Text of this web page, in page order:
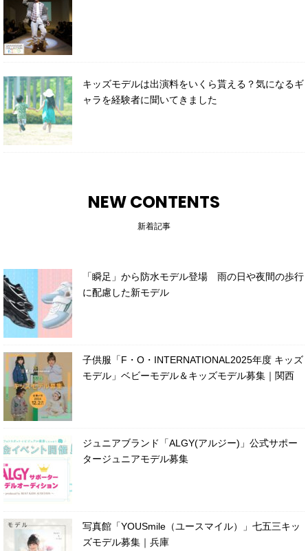
キッズモデルは出演料をいくら貰える？気になるギ
ャラを経験者に聞いてきました
NEW CONTENTS
新着記事
「瞬足」から防水モデル登場 雨の日や夜間の歩行
に配慮した新モデル
子供服「F・O・INTERNATIONAL2025年度 キッズ
モデル」ベビーモデル＆キッズモデル募集｜関西
ジュニアブランド「ALGY(アルジー)」公式サポー
タージュニアモデル募集
写真館「YOUSmile（ユースマイル）」七五三キッ
ズモデル募集｜兵庫